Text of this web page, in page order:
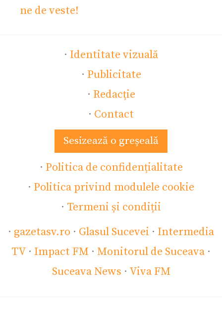
ne de veste!
· Identitate vizuală
· Publicitate
· Redacție
· Contact
Sesizează o greșeală
· Politica de confidențialitate
· Politica privind modulele cookie
· Termeni și condiții
· gazetasv.ro · Glasul Sucevei · Intermedia
TV · Impact FM · Monitorul de Suceava ·
Suceava News · Viva FM